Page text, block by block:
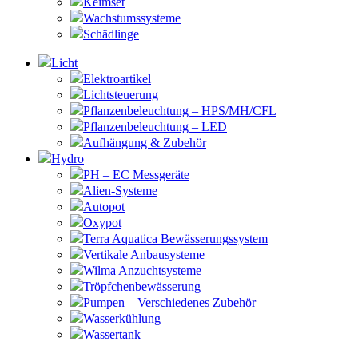
Wachstumssysteme
Schädlinge
Licht
Elektroartikel
Lichtsteuerung
Pflanzenbeleuchtung – HPS/MH/CFL
Pflanzenbeleuchtung – LED
Aufhängung & Zubehör
Hydro
PH – EC Messgeräte
Alien-Systeme
Autopot
Oxypot
Terra Aquatica Bewässerungssystem
Vertikale Anbausysteme
Wilma Anzuchtsysteme
Tröpfchenbewässerung
Pumpen – Verschiedenes Zubehör
Wasserkühlung
Wassertank